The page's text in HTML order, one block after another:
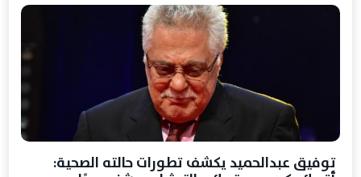
توفيق عبدالحميد يكشف تطورات حالته الصحية: